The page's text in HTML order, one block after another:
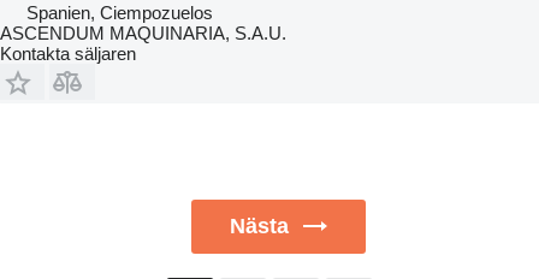
Spanien, Ciempozuelos
ASCENDUM MAQUINARIA, S.A.U.
Kontakta säljaren
Nästa